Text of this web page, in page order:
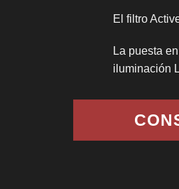
El filtro
La puesta
iluminación